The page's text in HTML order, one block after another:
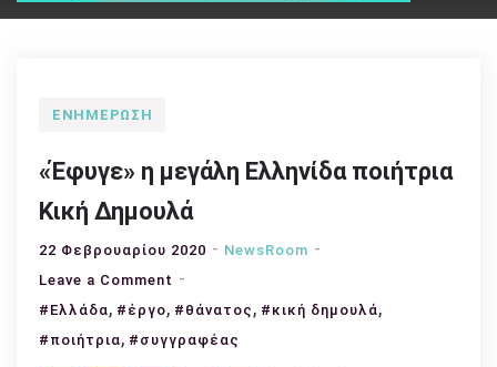
Your e-articles
Εδώ θα διαβάσεις κάτι διαφορετικό
ΕΝΗΜΈΡΩΣΗ
«Έφυγε» η μεγάλη Ελληνίδα ποιήτρια
Κική Δημουλά
22 Φεβρουαρίου 2020
NewsRoom
Leave a Comment on
«Έφυγε»
#Ελλάδα, #έργο, #θάνατος , #κική δημουλά,
#ποιήτρια, #συγγραφέας